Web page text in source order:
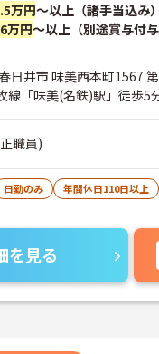
万円～以上（諸手当込み）
万円～以上（別途賞与付与
日井市 味美西本町1567
線「味美(名鉄)駅」徒歩5
職員)
日勤のみ 年間休日110日以上
を見る